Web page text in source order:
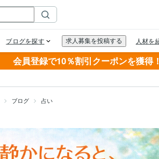
会員登録で10％割引クーポンを獲得！
ブログ 占い